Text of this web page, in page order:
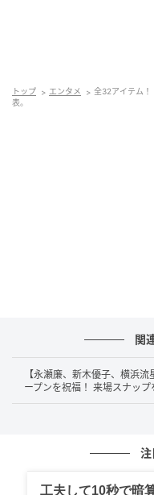
コレクションは8月5
本店でポップアップ
トップ エンタメ
全32アイテム！
表。
関
【永瀬廉、新木優子、横浜
ープンを祝福！ 来場スナップ
注
工夫して10秒で暗